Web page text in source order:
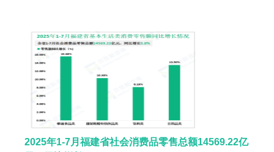
2025年1-7月福建省社会消费品零售总额14569.22亿